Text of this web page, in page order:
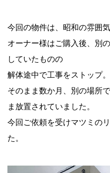
今回の物件は、昭和の雰囲
オーナー様はご購入後、別
していたものの
解体途中で工事をストップ。
そのまま数か月、別の場所
ま放置されていました。
今回ご依頼を受けマツミの
た。